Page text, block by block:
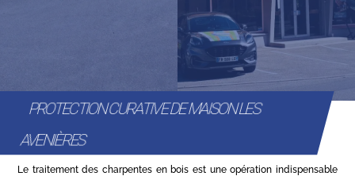
PROTECTION CURATIVE DE MAISON LES
AVENIÈRES
Le traitement des charpentes en bois est une opération indispensable